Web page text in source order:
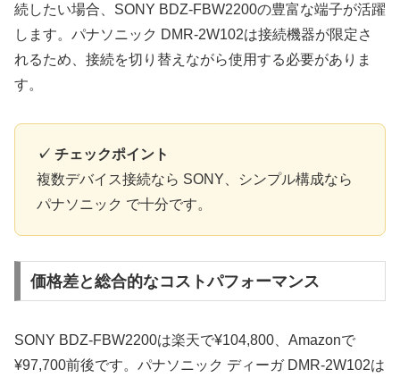
続したい場合、SONY BDZ-FBW2200の豊富な端子が活躍
します。パナソニック DMR-2W102は接続機器が限定さ
れるため、接続を切り替えながら使用する必要がありま
す。
✓ チェックポイント
複数デバイス接続なら SONY、シンプル構成なら
パナソニック で十分です。
価格差と総合的なコストパフォーマンス
SONY BDZ-FBW2200は楽天で¥104,800、Amazonで
¥97,700前後です。パナソニック ディーガ DMR-2W102は